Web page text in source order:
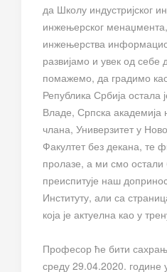
да Школу индустријског
инжењерског
инжењерства
развијамо и увек од
помажемо, да градимо
Република Србија остала
Владе, Српска академија
члана, Универзитет у
Факултет без декана, те
пролазе, а ми смо остали
преиспитује наш
Институту, али са
која је актуелна као у
Професор ће бити
среду 29.04.2020. године